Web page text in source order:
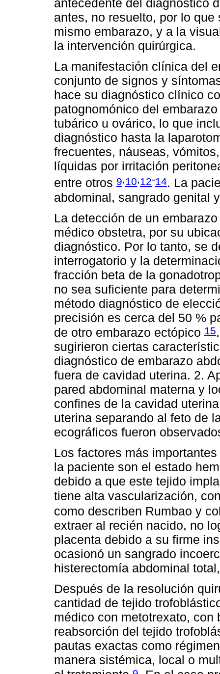
antecedente del diagnóstico
antes, no resuelto, por lo
mismo embarazo, y a la
la intervención quirúrgica.
La manifestación clínica del
conjunto de signos y
hace su diagnóstico clínico
patognomónico del
tubárico u ovárico, lo que
diagnóstico hasta la
frecuentes, náuseas,
líquidas por irritación
entre otros 9,10,12-14. La
abdominal, sangrado genital
La detección de un
médico obstetra, por su
diagnóstico. Por lo tanto, se
interrogatorio y la
fracción beta de la
no sea suficiente para
método diagnóstico de
precisión es cerca del 50 %
de otro embarazo ectópico 15
sugirieron ciertas
diagnóstico de embarazo
fuera de cavidad uterina. 2.
pared abdominal materna y
confines de la cavidad
uterina separando al feto de
ecográficos fueron
Los factores más
la paciente son el estado
debido a que este tejido
tiene alta vascularización,
como describen Rumbao y
extraer al recién nacido, no
placenta debido a su firme
ocasionó un sangrado
histerectomía abdominal
Después de la resolución
cantidad de tejido
médico con metotrexato,
reabsorción del tejido
pautas exactas como
manera sistémica, local o